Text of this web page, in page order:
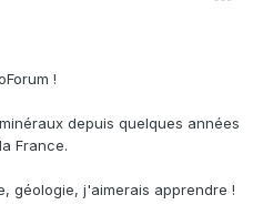
!
depuis quelques années
France.
géologie, j'aimerais apprendre !